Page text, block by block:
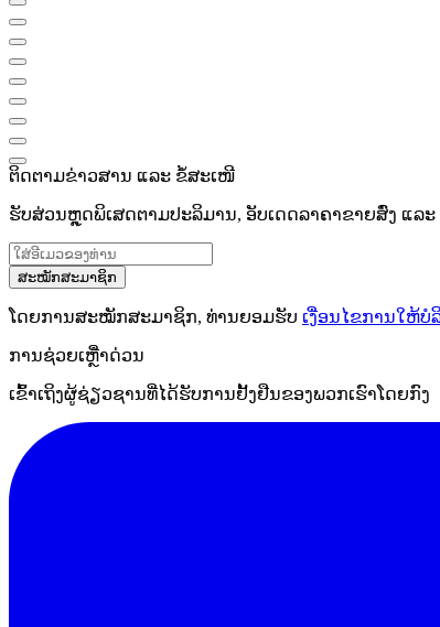
ຕິດຕາມຂ່າວສານ ແລະ ຂໍ້ສະເໜີ
ຮັບສ່ວນຫຼຸດພິເສດຕາມປະລິມານ, ອັບເດດລາຄາຂາຍສົ່ງ ແລ
ສະໝັກສະມາຊິກ
ໂດຍການສະໝັກສະມາຊິກ, ທ່ານຍອມຮັບ ເງື່ອນໄຂການໃຫ້ບໍ
ການຊ່ວຍເຫຼືໍາດ່ວນ
ເຂົ້າເຖິງຜູ້ຊ່ຽວຊານທີ່ໄດ້ຮັບການຢັ້ງຢືນຂອງພວກເຮົາໂດຍກົງ